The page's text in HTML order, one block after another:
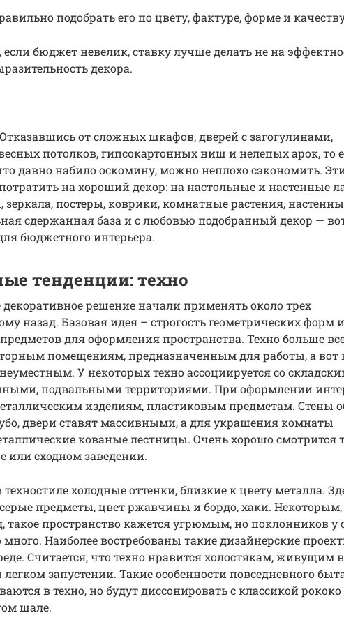
подобрать его по цвету, фактуре, форме и
бюджет невелик, ставку лучше делать не на
декора.
от сложных шкафов, дверей с загогулинами,
потолков, гипсокартонных ниш и нелепых арок, то
давно набило оскомину, можно неплохо сэкономить.
на хороший декор: на настольные и настенные
постеры, коврики, комнатные растения,
сдержанная база и с любовью подобранный декор —
бюджетного интерьера.
тенденции: техно
решение начали применять около трех
назад. Базовая идея – строгость геометрических форм
для оформления пространства. Техно больше
помещениям, предназначенным для работы, а вот
У некоторых техно ассоциируется со
подвальными территориями. При оформлении
изделиям, пластиковым предметам. Стены
двери ставят массивными, а для украшения комнаты
кованые лестницы. Очень хорошо смотрится
или сходном заведении.
холодные оттенки, близкие к цвету металла.
предметы, цвет ржавчины и бордо, хаки. Некоторым,
такое пространство кажется угрюмым, но поклонников у
много. Наиболее востребованы такие дизайнерские
Считается, что техно нравится холостякам, живущим в
запустении. Такие особенности повседневного
в техно, но будут диссонировать с классикой
шале.